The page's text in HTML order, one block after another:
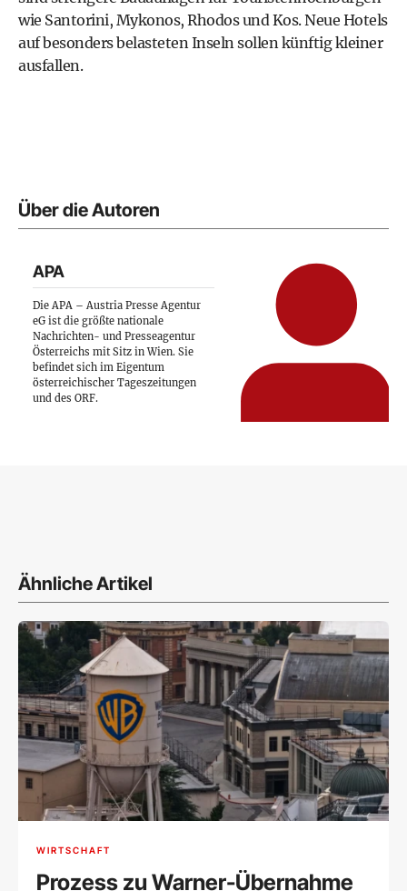
wie Santorini, Mykonos, Rhodos und Kos. Neue Hotels
auf besonders belasteten Inseln sollen künftig kleiner
ausfallen.
Über die Autoren
APA
Die APA – Austria Presse Agentur
eG ist die größte nationale
Nachrichten- und Presseagentur
Österreichs mit Sitz in Wien. Sie
befindet sich im Eigentum
österreichischer Tageszeitungen
und des ORF.
Ähnliche Artikel
WIRTSCHAFT
Prozess zu Warner-Übernahme